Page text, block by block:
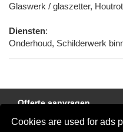
Cookies are used for ads
Glaswerk / glaszetter,
Diensten:
Onderhoud, Schilderwerk
Offerte aanvragen
Links